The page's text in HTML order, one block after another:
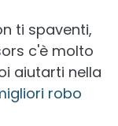
ti spaventi,
c'è molto
aiutarti nella
robo